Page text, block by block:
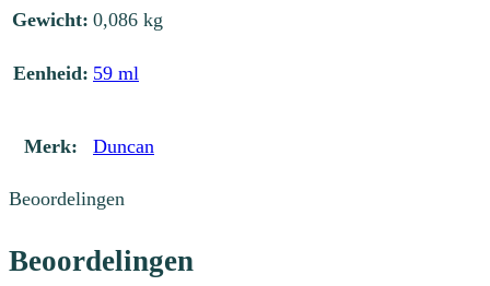
Gewicht: 0,086 kg
Eenheid: 59 ml
Merk: Duncan
Beoordelingen
Beoordelingen